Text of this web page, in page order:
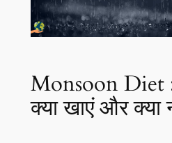
Monsoon Diet
क्या खाएं और क्या